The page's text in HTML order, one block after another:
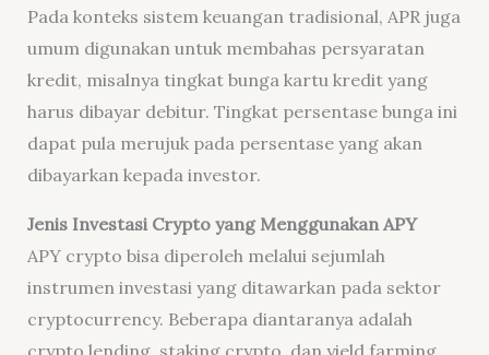
Pada konteks sistem keuangan tradisional, APR juga
umum digunakan untuk membahas persyaratan
kredit, misalnya tingkat bunga kartu kredit yang
harus dibayar debitur. Tingkat persentase bunga ini
dapat pula merujuk pada persentase yang akan
dibayarkan kepada investor.
Jenis Investasi Crypto yang MenggunakanAPY
APY crypto bisa diperoleh melalui sejumlah
instrumen investasi yang ditawarkan pada sektor
cryptocurrency. Beberapa diantaranya adalah
crypto lending, staking crypto, dan yield farming.